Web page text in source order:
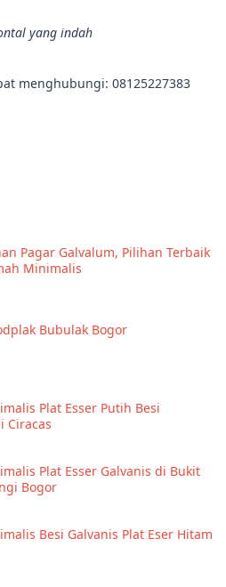
yang indah
menghubungi: 08125227383
Pagar Galvalum, Pilihan Terbaik
Minimalis
Bubulak Bogor
Plat Esser Putih Besi
Ciracas
Plat Esser Galvanis di Bukit
Bogor
Besi Galvanis Plat Eser Hitam